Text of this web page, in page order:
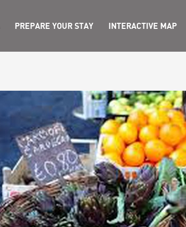
PREPARE YOUR STAY INTERACTIVE MAP